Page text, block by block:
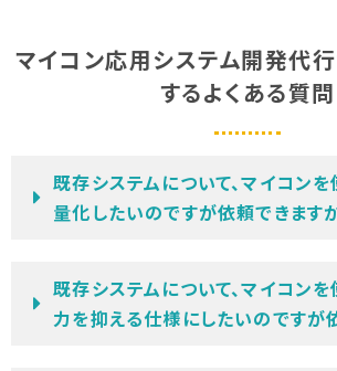
マイコン応用システム開発代
するよくある質問
既存システムについて、マイコン
量化したいのですが依頼できます
既存システムについて、マイコン
力を抑える仕様にしたいのですが